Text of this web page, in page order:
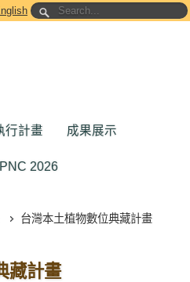
行計畫 成果展示
PNC 2026
台灣本土植物數位典藏計畫
藏計畫